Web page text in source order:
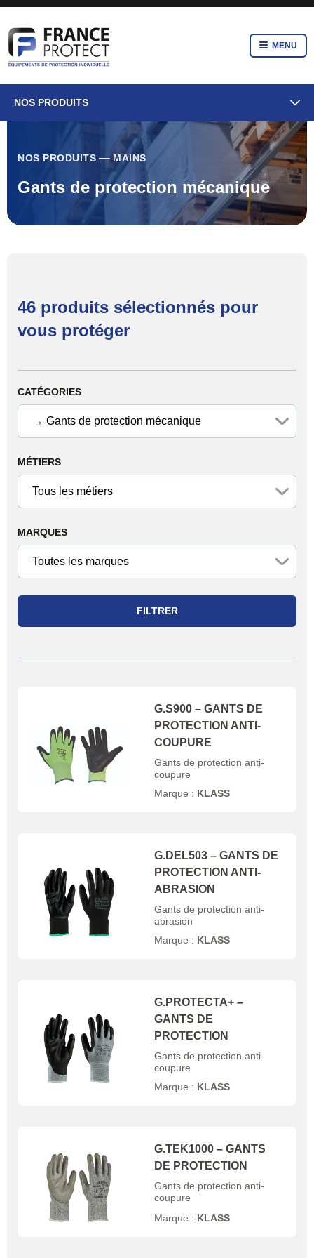
MENU
NOS PRODUITS
NOS PRODUITS MAINS
Gants de protection mécanique
46 produits sélectionnés pour
vous protéger
Filtrer les produits
CATÉGORIES
MÉTIERS
MARQUES
FILTRER
G.S900 – GANTS DE
PROTECTION ANTI-
COUPURE
Gants de protection anti-
coupure
Marque : KLASS
G.DEL503 – GANTS DE
PROTECTION ANTI-
ABRASION
Gants de protection anti-
abrasion
Marque : KLASS
G.PROTECTA+ –
GANTS DE
PROTECTION
Gants de protection anti-
coupure
Marque : KLASS
G.TEK1000 – GANTS
DE PROTECTION
Gants de protection anti-
coupure
Marque : KLASS